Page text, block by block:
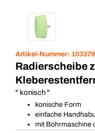
Artikel-Nummer:
Radierscheibe
" konisch "
konische Form
einfache
mit Bohrmaschine